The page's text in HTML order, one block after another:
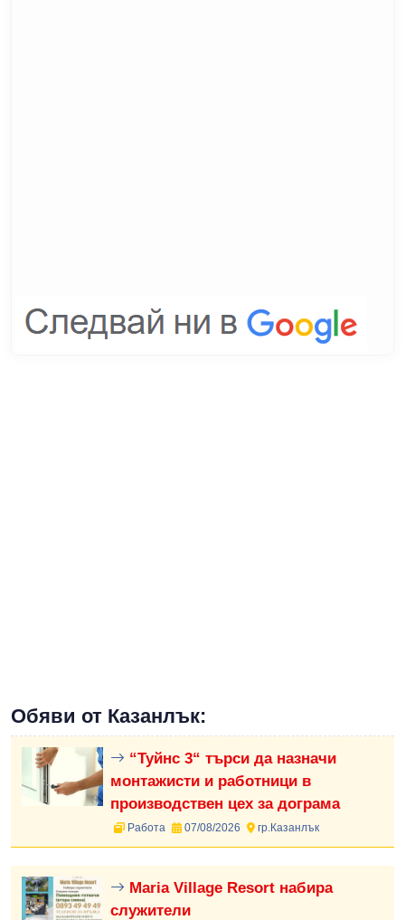
Обяви от Казанлък:
“Туйнс 3“ търси да назначи
монтажисти и работници в
производствен цех за дограма
Работа 07/08/2026 гр.Казанлък
Maria Village Resort набира
служители